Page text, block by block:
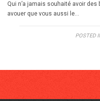
Qui n’a jamais souhaité avoir
avouer que vous aussi le…
POSTED